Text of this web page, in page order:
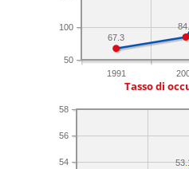
1991
50
100
67.3
Tasso di
54
56
58